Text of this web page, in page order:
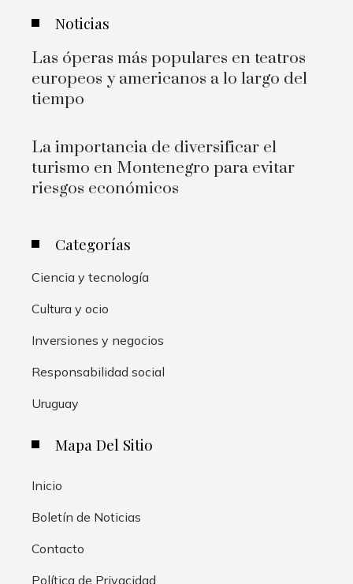
Noticias
Las óperas más populares en teatros
europeos y americanos a lo largo del
tiempo
La importancia de diversificar el
turismo en Montenegro para evitar
riesgos económicos
Categorías
Ciencia y tecnología
Cultura y ocio
Inversiones y negocios
Responsabilidad social
Uruguay
Mapa Del Sitio
Inicio
Boletín de Noticias
Contacto
Política de Privacidad